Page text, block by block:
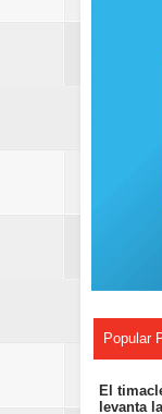
Popular
El
levanta